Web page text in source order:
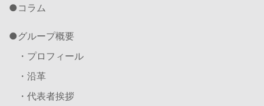
コラム
グループ概要
・プロフィール
・沿革
・代表者挨拶